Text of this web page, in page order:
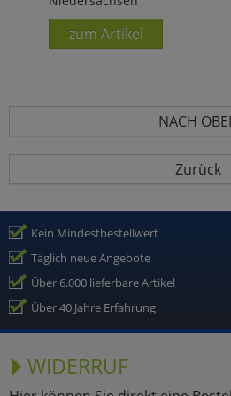
zum Artikel
NACH
Zurück
Kein Mindestbestellwert
Täglich neue Angebote
Über 6.000 lieferbare Artikel
Über 40 Jahre Erfahrung
WIDERRUF